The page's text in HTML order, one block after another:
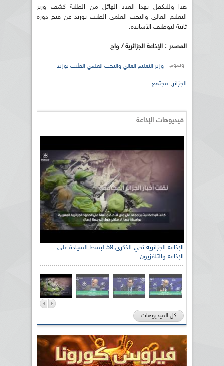
هذا وللتكفل بهذا العدد الهائل من الطلبة كشف وزير
التعليم العالي والبحث العلمي الطيب بوزيد عن فتح دورة
ثانية لتوظيف الأساتذة.
المصدر : الإذاعة الجزائرية / واج
وسوم: وزير التعليم العالي والبحث العلمي الطيب بوزيد
الجزائر, مجتمع
فيديوهات الإذاعة
الإذاعة الجزائرية تحي الذكرى 59 لبسط السيادة على
الإذاعة والتلفزيون
كل الفيديوهات